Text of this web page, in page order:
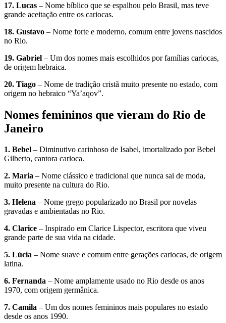
17. Lucas – Nome bíblico que se espalhou pelo Brasil, mas teve
grande aceitação entre os cariocas.
18. Gustavo – Nome forte e moderno, comum entre jovens nascidos
no Rio.
19. Gabriel – Um dos nomes mais escolhidos por famílias cariocas,
de origem hebraica.
20. Tiago – Nome de tradição cristã muito presente no estado, com
origem no hebraico “Ya’aqov”.
Nomes femininos que vieram do Rio de
Janeiro
1. Bebel – Diminutivo carinhoso de Isabel, imortalizado por Bebel
Gilberto, cantora carioca.
2. Maria – Nome clássico e tradicional que nunca sai de moda,
muito presente na cultura do Rio.
3. Helena – Nome grego popularizado no Brasil por novelas
gravadas e ambientadas no Rio.
4. Clarice – Inspirado em Clarice Lispector, escritora que viveu
grande parte de sua vida na cidade.
5. Lúcia – Nome suave e comum entre gerações cariocas, de origem
latina.
6. Fernanda – Nome amplamente usado no Rio desde os anos
1970, com origem germânica.
7. Camila – Um dos nomes femininos mais populares no estado
desde os anos 1990.